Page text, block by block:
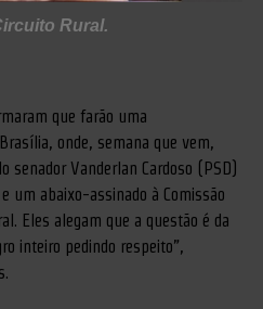
Rural.
que farão uma
onde, semana que vem,
senador Vanderlan Cardoso (PSD)
um abaixo-assinado à Comissão
Eles alegam que a questão é da
inteiro pedindo respeito”,